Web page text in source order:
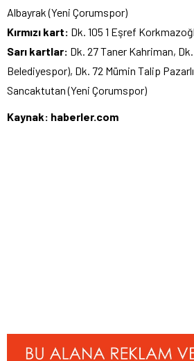
Albayrak (Yeni Çorumspor)
Kırmızı kart: Dk. 105 1 Eşref
Sarı kartlar: Dk. 27 Taner Kahriman,
Belediyespor), Dk. 72 Mümin Talip
Sancaktutan (Yeni Çorumspor)
Kaynak: haberler.com